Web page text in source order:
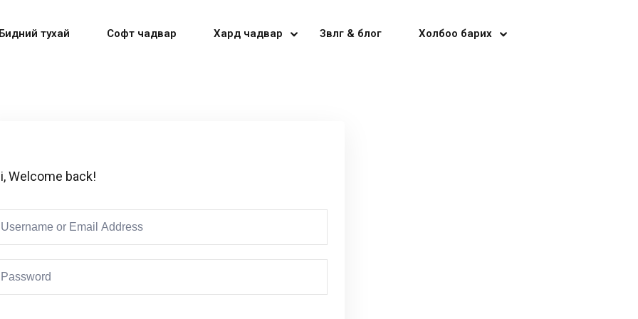
тухай Софт чадвар Хард чадвар Зөвлөгөө & блог Холбоо барих
Welcome back!
Don’t have an account?Sign up